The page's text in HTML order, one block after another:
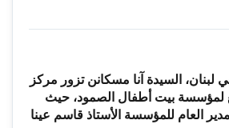
لبنان، السيدة آنا مسكانن تزور مركز
لمؤسسة بيت أطفال الصمود، حيث
العام للمؤسسة الأستاذ قاسم عينا